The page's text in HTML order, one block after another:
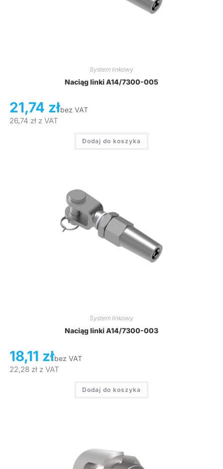
System linkowy
Naciąg linki A14/7300-005
21,74 złbez VAT
26,74 złz VAT
Dodaj do koszyka
System linkowy
Naciąg linki A14/7300-003
18,11 złbez VAT
22,28 złz VAT
Dodaj do koszyka